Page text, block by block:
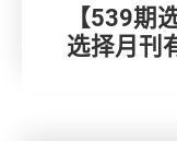
【539期
选择月刊